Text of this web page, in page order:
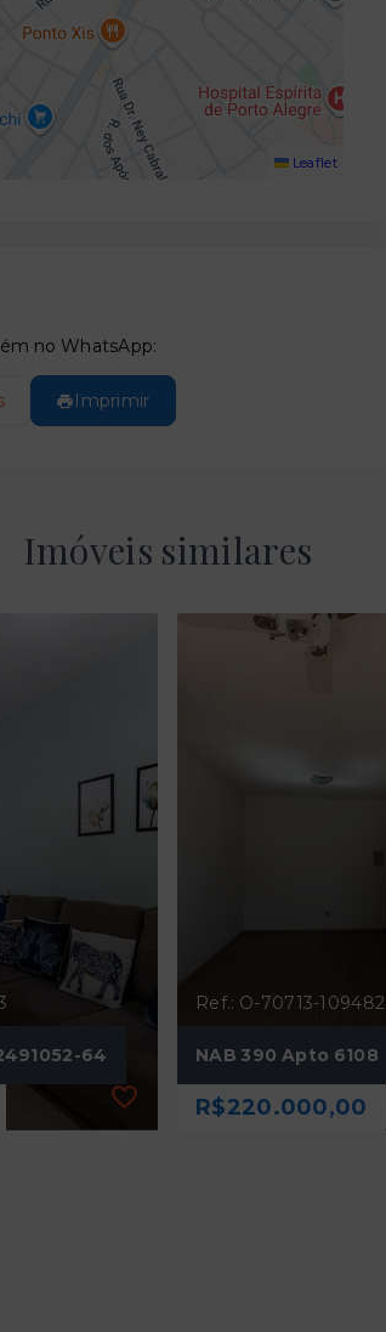
Leaflet
no WhatsApp:
Imprimir
Imóveis similares
64
Ref.: O-70713-109482
NAB 390 Apto 6108
R$220.000,00